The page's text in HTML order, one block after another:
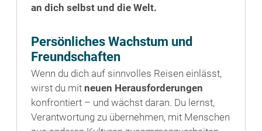
an dich selbst und die Welt.
Persönliches Wachstum und
Freundschaften
Wenn du dich auf sinnvolles Reisen einlässt,
wirst du mit neuen Herausforderungen
konfrontiert – und wächst daran. Du lernst,
Verantwortung zu übernehmen, mit Menschen